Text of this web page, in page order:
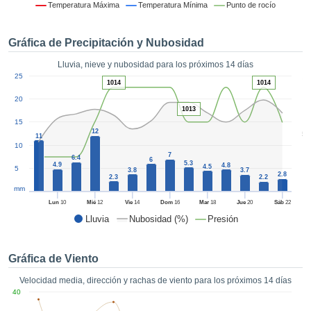
permite
el botón
la
en
así como
un perfil
CONFIGURACIÓN
Temperatura Máxima Temperatura Mínima Punto de rocío
Gráfica de Precipitación y Nubosidad
Lluvia, nieve y nubosidad para los próximos 14 días
Lluvia Nubosidad (%) Presión
50
Lun 10 Mié 12 Vie 14 Dom16 Mar18 Jue 20 Sáb22
5
10
15
20
25
mm
11
4.9
6.4
12
2.3
3.8
6
7
5.3
4.5 4.8
3.7
2.2
2.8
1014
1013
1014
Gráfica de Viento
Velocidad media, dirección y rachas de viento para los próximos 14 días
40